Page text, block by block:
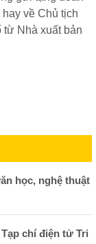
về Chủ tịch
từ Nhà xuất bản
học, nghệ thuật
chí điện tử Tri